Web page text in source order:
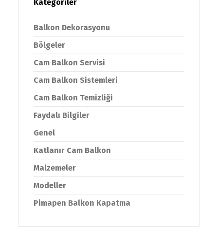
Kategoriler
Balkon Dekorasyonu
Bölgeler
Cam Balkon Servisi
Cam Balkon Sistemleri
Cam Balkon Temizliği
Faydalı Bilgiler
Genel
Katlanır Cam Balkon
Malzemeler
Modeller
Pimapen Balkon Kapatma